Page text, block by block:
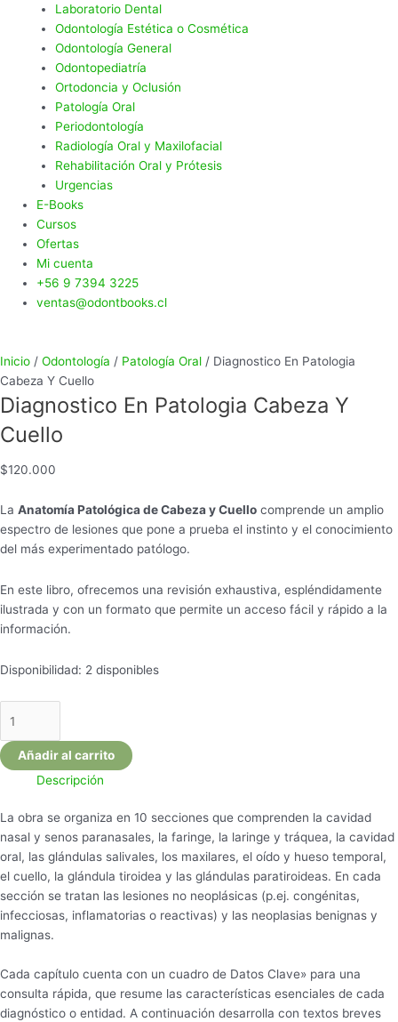
Laboratorio Dental
Odontología Estética o Cosmética
Odontología General
Odontopediatría
Ortodoncia y Oclusión
Patología Oral
Periodontología
Radiología Oral y Maxilofacial
Rehabilitación Oral y Prótesis
Urgencias
E-Books
Cursos
Ofertas
Mi cuenta
+56 9 7394 3225
ventas@odontbooks.cl
Inicio / Odontología / Patología Oral / Diagnostico En Patologia
Cabeza Y Cuello
Diagnostico En Patologia Cabeza Y
Cuello
$120.000
La Anatomía Patológica de Cabeza y Cuello comprende un amplio
espectro de lesiones que pone a prueba el instinto y el conocimiento
del más experimentado patólogo.
En este libro, ofrecemos una revisión exhaustiva, espléndidamente
ilustrada y con un formato que permite un acceso fácil y rápido a la
información.
Disponibilidad: 2 disponibles
Añadir al carrito
Descripción
La obra se organiza en 10 secciones que comprenden la cavidad
nasal y senos paranasales, la faringe, la laringe y tráquea, la cavidad
oral, las glándulas salivales, los maxilares, el oído y hueso temporal,
el cuello, la glándula tiroidea y las glándulas paratiroideas. En cada
sección se tratan las lesiones no neoplásicas (p.ej. congénitas,
infecciosas, inflamatorias o reactivas) y las neoplasias benignas y
malignas.
Cada capítulo cuenta con un cuadro de Datos Clave» para una
consulta rápida, que resume las características esenciales de cada
diagnóstico o entidad. A continuación desarrolla con textos breves